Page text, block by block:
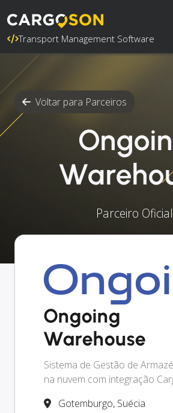
Transport Management Software
Voltar para Parceiros
Parceiro Oficial
Ongoing
Warehouse
Sistema de Gestão de
na nuvem com integração
Gotemburgo, Suécia